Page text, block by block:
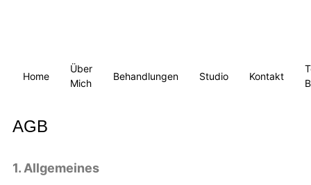
Home
Über
Mich
Behandlungen Studio Kontakt
AGB
1. Allgemeines